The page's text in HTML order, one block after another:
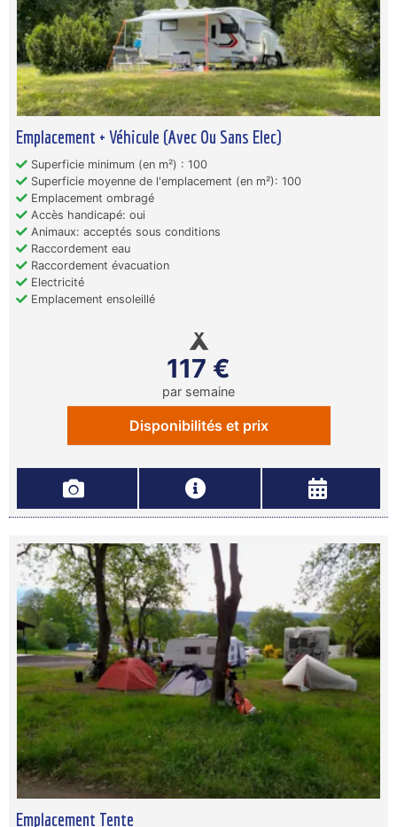
Emplacement + Véhicule (Avec Ou Sans Elec)
Superficie minimum (en m²) : 100
Superficie moyenne de l'emplacement (en m²): 100
Emplacement ombragé
Accès handicapé: oui
Animaux: acceptés sous conditions
Raccordement eau
Raccordement évacuation
Electricité
Emplacement ensoleillé
117 €
par semaine
Disponibilités et prix
Emplacement Tente